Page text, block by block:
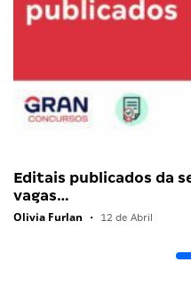
Editais publicados da
vagas…
Olivia Furlan • 12 de Abril